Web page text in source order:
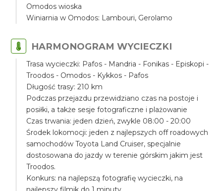
Omodos wioska
Winiarnia w Omodos: Lambouri, Gerolamo
HARMONOGRAM WYCIECZKI
Trasa wycieczki: Pafos - Mandria - Fonikas - Episkopi -
Troodos - Omodos - Kykkos - Pafos
Długość trasy: 210 km
Podczas przejazdu przewidziano czas na postoje i
posiłki, a także sesje fotograficzne i plażowanie
Czas trwania: jeden dzień, zwykle 08:00 - 20:00
Środek lokomocji: jeden z najlepszych off roadowych
samochodów Toyota Land Cruiser, specjalnie
dostosowana do jazdy w terenie górskim jakim jest
Troodos.
Konkurs: na najlepszą fotografię wycieczki, na